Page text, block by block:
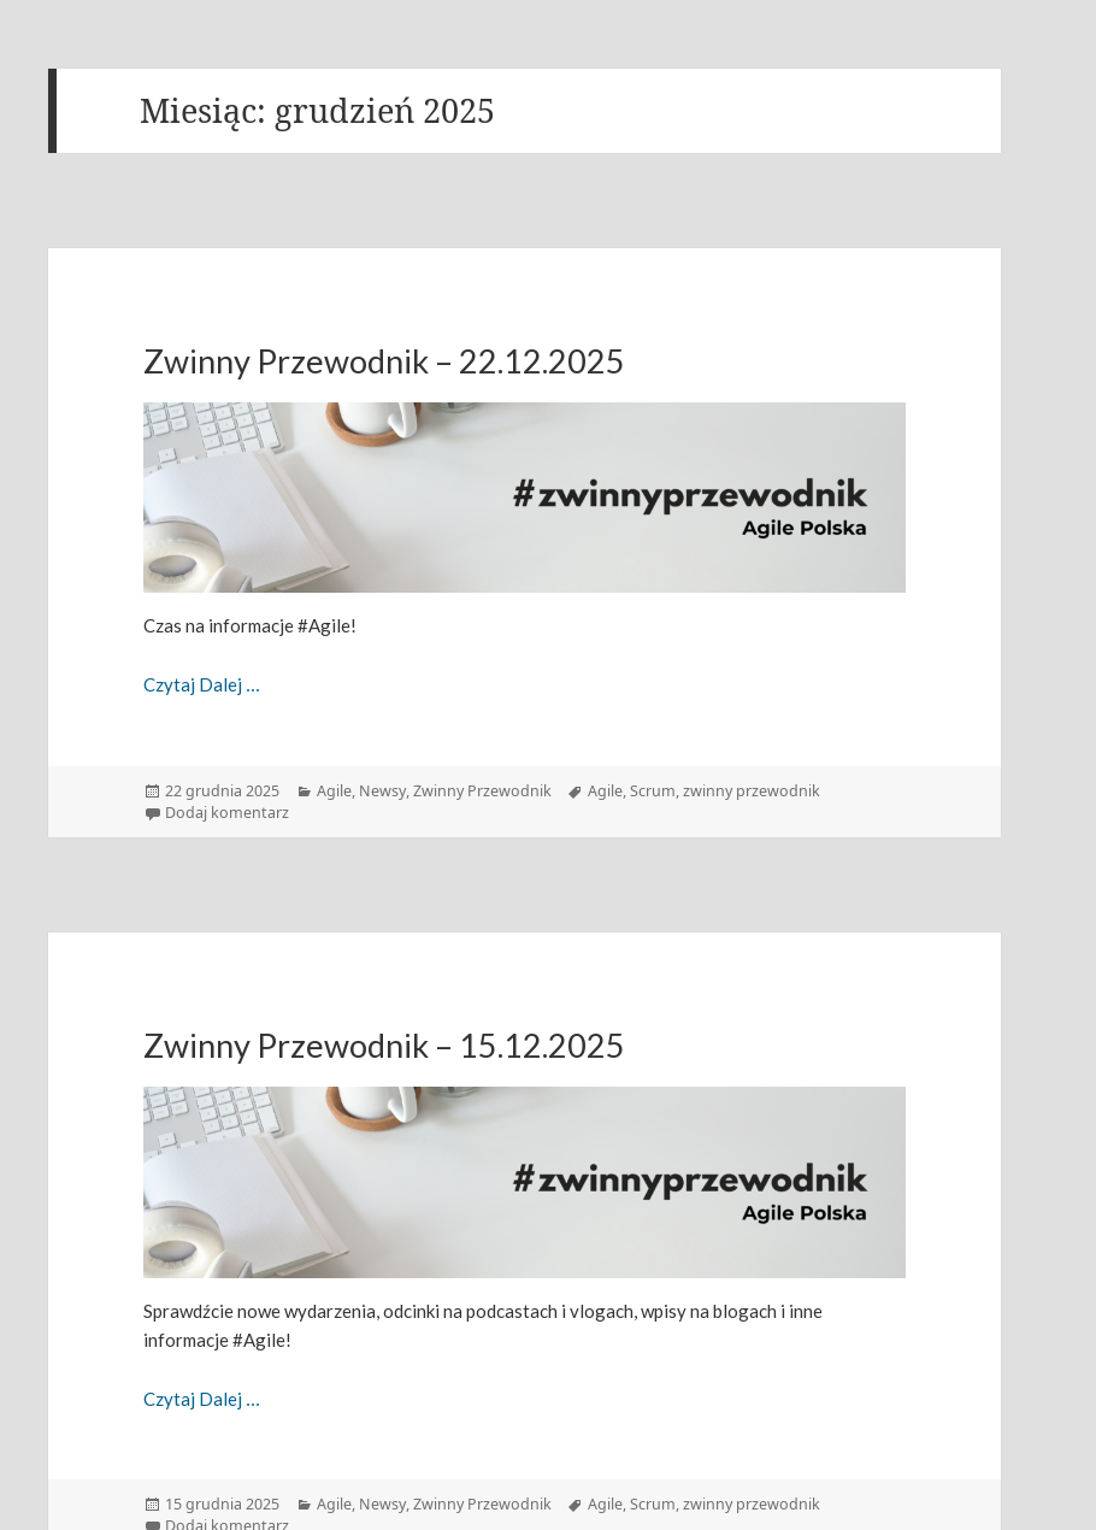
Miesiąc: grudzień 2025
Zwinny Przewodnik – 22.12.2025
Czas na informacje #Agile!
Czytaj Dalej
Data
publikacji
22 grudnia 2025 Kategorie
Agile, Newsy,Zwinny Przewodnik Tagi
Agile,Scrum,zwinny przewodnik
Dodaj komentarzdo Zwinny Przewodnik – 22.12.2025
Zwinny Przewodnik – 15.12.2025
Sprawdźcie nowe wydarzenia, odcinki na podcastach i vlogach, wpisy na blogach i inne
informacje #Agile!
Czytaj Dalej
Data
publikacji
15 grudnia 2025 Kategorie
Agile, Newsy,Zwinny Przewodnik Tagi
Agile,Scrum,zwinny przewodnik
Dodaj komentarzdo Zwinny Przewodnik – 15.12.2025